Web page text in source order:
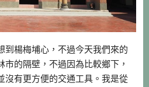
到楊梅埔心，不過今天我們來的
市的隔壁，不過因為比較鄉下，
沒有更方便的交通工具。我是從